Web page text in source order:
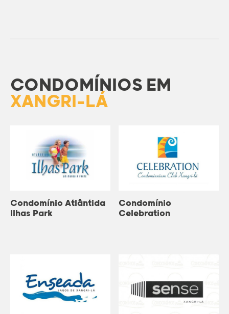
CONDOMÍNIOS EM
XANGRI-LÁ
Condomínio Atlântida
Ilhas Park
Condomínio
Celebration